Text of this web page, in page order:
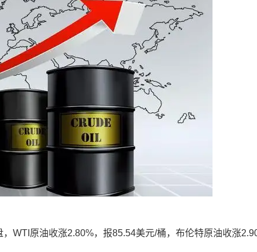
原油收涨2.80%，报85.54美元/桶，布伦特原油收涨